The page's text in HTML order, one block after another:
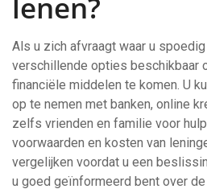
Als u zich afvraagt waar u
verschillende opties beschikbaar
financiële middelen te komen. U
op te nemen met banken, online
zelfs vrienden en familie voor
voorwaarden en kosten van
vergelijken voordat u een
u goed geïnformeerd bent over